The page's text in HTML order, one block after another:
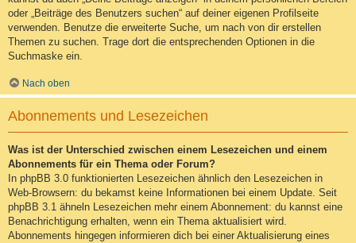
oder „Beiträge des Benutzers suchen“ auf deiner eigenen Profilseite
verwenden. Benutze die erweiterte Suche, um nach von dir erstellen
Themen zu suchen. Trage dort die entsprechenden Optionen in die
Suchmaske ein.
Nach oben
Abonnements und Lesezeichen
Was ist der Unterschied zwischen einem Lesezeichen und einem
Abonnements für ein Thema oder Forum?
In phpBB 3.0 funktionierten Lesezeichen ähnlich den Lesezeichen in
Web-Browsern: du bekamst keine Informationen bei einem Update. Seit
phpBB 3.1 ähneln Lesezeichen mehr einem Abonnement: du kannst eine
Benachrichtigung erhalten, wenn ein Thema aktualisiert wird.
Abonnements hingegen informieren dich bei einer Aktualisierung eines